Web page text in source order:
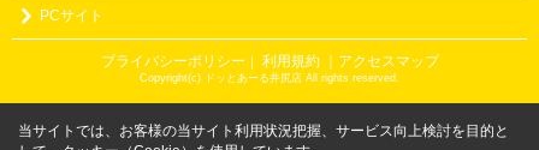
PCサイト
プライバシーポリシー ｜ 利用規約 ｜アクセスマップ
Copyright(c) ドッとあーる井尻店 All rights reserved.
当サイトでは、お客様の当サイト利用状況把握、サービス向上検討を目的と